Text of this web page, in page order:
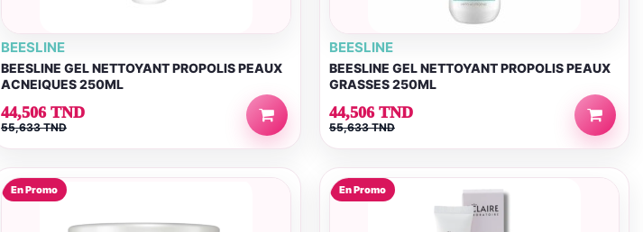
BEESLINE
BEESLINE GEL NETTOYANT PROPOLIS PEAUX
ACNEIQUES 250ML
44,506 TND
55,633 TND
BEESLINE
BEESLINE GEL NETTOYANT PROPOLIS PEAUX
GRASSES 250ML
44,506 TND
55,633 TND
En Promo En Promo